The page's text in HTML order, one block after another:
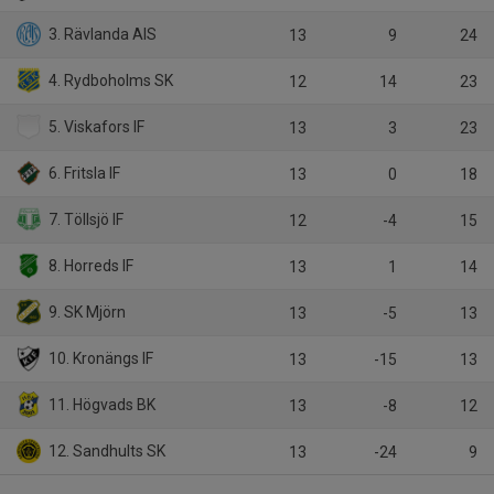
3. Rävlanda AIS 13 9 24
4. Rydboholms SK 12 14 23
5. Viskafors IF 13 3 23
6. Fritsla IF 13 0 18
7. Töllsjö IF 12 -4 15
8. Horreds IF 13 1 14
9. SK Mjörn 13 -5 13
10. Kronängs IF 13 -15 13
11. Högvads BK 13 -8 12
12. Sandhults SK 13 -24 9